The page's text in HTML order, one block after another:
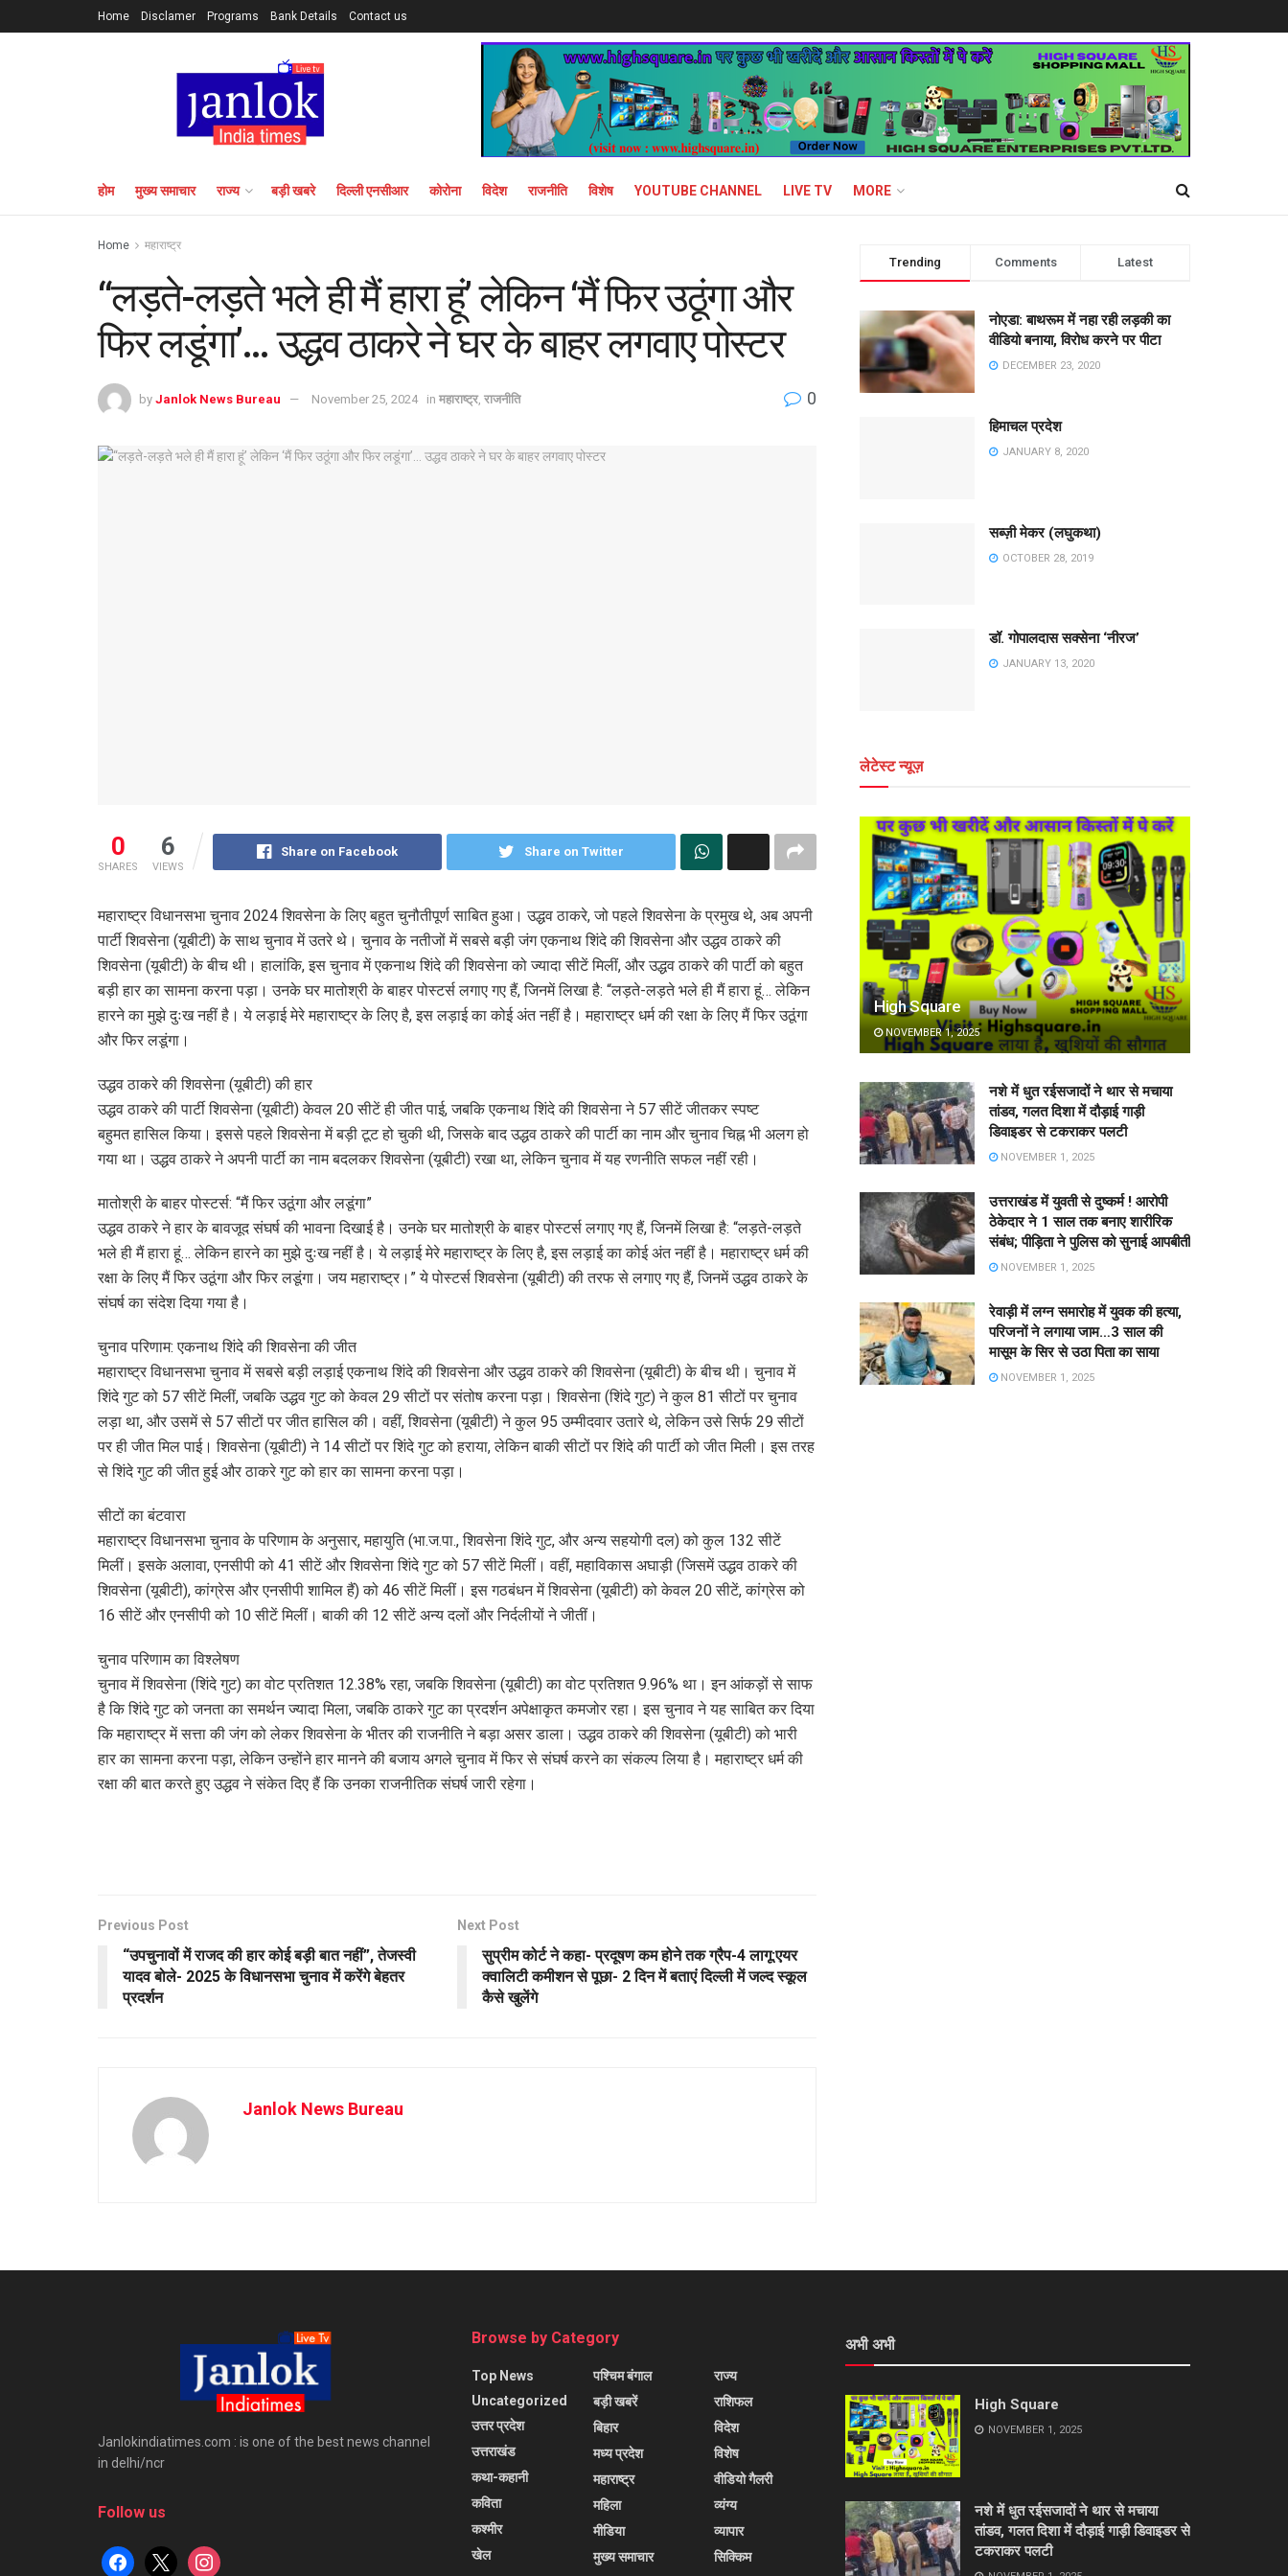
Home Disclamer Programs Bank Details Contact us
होम मुख्य समाचार राज्य बड़ी खबरे दिल्ली एनसीआर कोरोना विदेश राजनीति विशेष YOUTUBE CHANNEL LIVE TV MORE
Home महाराष्ट्र
“लड़ते-लड़ते भले ही मैं हारा हूं’ लेकिन ‘मैं फिर उठूंगा और
फिर लडूंगा’… उद्धव ठाकरे ने घर के बाहर लगवाए पोस्टर
by Janlok News Bureau November 25, 2024 in महाराष्ट्र, राजनीति 0
0
SHARES
6
VIEWS
Share on Facebook Share on Twitter
महाराष्ट्र विधानसभा चुनाव 2024 शिवसेना के लिए बहुत चुनौतीपूर्ण साबित हुआ। उद्धव ठाकरे, जो पहले शिवसेना के प्रमुख थे, अब अपनी
पार्टी शिवसेना (यूबीटी) के साथ चुनाव में उतरे थे। चुनाव के नतीजों में सबसे बड़ी जंग एकनाथ शिंदे की शिवसेना और उद्धव ठाकरे की
शिवसेना (यूबीटी) के बीच थी। हालांकि, इस चुनाव में एकनाथ शिंदे की शिवसेना को ज्यादा सीटें मिलीं, और उद्धव ठाकरे की पार्टी को बहुत
बड़ी हार का सामना करना पड़ा। उनके घर मातोश्री के बाहर पोस्टर्स लगाए गए हैं, जिनमें लिखा है: “लड़ते-लड़ते भले ही मैं हारा हूं… लेकिन
हारने का मुझे दुःख नहीं है। ये लड़ाई मेरे महाराष्ट्र के लिए है, इस लड़ाई का कोई अंत नहीं है। महाराष्ट्र धर्म की रक्षा के लिए मैं फिर उठूंगा
और फिर लडूंगा।
उद्धव ठाकरे की शिवसेना (यूबीटी) की हार
उद्धव ठाकरे की पार्टी शिवसेना (यूबीटी) केवल 20 सीटें ही जीत पाई, जबकि एकनाथ शिंदे की शिवसेना ने 57 सीटें जीतकर स्पष्ट
बहुमत हासिल किया। इससे पहले शिवसेना में बड़ी टूट हो चुकी थी, जिसके बाद उद्धव ठाकरे की पार्टी का नाम और चुनाव चिह्न भी अलग हो
गया था। उद्धव ठाकरे ने अपनी पार्टी का नाम बदलकर शिवसेना (यूबीटी) रखा था, लेकिन चुनाव में यह रणनीति सफल नहीं रही।
मातोश्री के बाहर पोस्टर्स: “मैं फिर उठूंगा और लडूंगा”
उद्धव ठाकरे ने हार के बावजूद संघर्ष की भावना दिखाई है। उनके घर मातोश्री के बाहर पोस्टर्स लगाए गए हैं, जिनमें लिखा है: “लड़ते-लड़ते
भले ही मैं हारा हूं… लेकिन हारने का मुझे दुःख नहीं है। ये लड़ाई मेरे महाराष्ट्र के लिए है, इस लड़ाई का कोई अंत नहीं है। महाराष्ट्र धर्म की
रक्षा के लिए मैं फिर उठूंगा और फिर लडूंगा। जय महाराष्ट्र।” ये पोस्टर्स शिवसेना (यूबीटी) की तरफ से लगाए गए हैं, जिनमें उद्धव ठाकरे के
संघर्ष का संदेश दिया गया है।
चुनाव परिणाम: एकनाथ शिंदे की शिवसेना की जीत
महाराष्ट्र विधानसभा चुनाव में सबसे बड़ी लड़ाई एकनाथ शिंदे की शिवसेना और उद्धव ठाकरे की शिवसेना (यूबीटी) के बीच थी। चुनाव में
शिंदे गुट को 57 सीटें मिलीं, जबकि उद्धव गुट को केवल 29 सीटों पर संतोष करना पड़ा। शिवसेना (शिंदे गुट) ने कुल 81 सीटों पर चुनाव
लड़ा था, और उसमें से 57 सीटों पर जीत हासिल की। वहीं, शिवसेना (यूबीटी) ने कुल 95 उम्मीदवार उतारे थे, लेकिन उसे सिर्फ 29 सीटों
पर ही जीत मिल पाई। शिवसेना (यूबीटी) ने 14 सीटों पर शिंदे गुट को हराया, लेकिन बाकी सीटों पर शिंदे की पार्टी को जीत मिली। इस तरह
से शिंदे गुट की जीत हुई और ठाकरे गुट को हार का सामना करना पड़ा।
सीटों का बंटवारा
महाराष्ट्र विधानसभा चुनाव के परिणाम के अनुसार, महायुति (भा.ज.पा., शिवसेना शिंदे गुट, और अन्य सहयोगी दल) को कुल 132 सीटें
मिलीं। इसके अलावा, एनसीपी को 41 सीटें और शिवसेना शिंदे गुट को 57 सीटें मिलीं। वहीं, महाविकास अघाड़ी (जिसमें उद्धव ठाकरे की
शिवसेना (यूबीटी), कांग्रेस और एनसीपी शामिल हैं) को 46 सीटें मिलीं। इस गठबंधन में शिवसेना (यूबीटी) को केवल 20 सीटें, कांग्रेस को
16 सीटें और एनसीपी को 10 सीटें मिलीं। बाकी की 12 सीटें अन्य दलों और निर्दलीयों ने जीतीं।
चुनाव परिणाम का विश्लेषण
चुनाव में शिवसेना (शिंदे गुट) का वोट प्रतिशत 12.38% रहा, जबकि शिवसेना (यूबीटी) का वोट प्रतिशत 9.96% था। इन आंकड़ों से साफ
है कि शिंदे गुट को जनता का समर्थन ज्यादा मिला, जबकि ठाकरे गुट का प्रदर्शन अपेक्षाकृत कमजोर रहा। इस चुनाव ने यह साबित कर दिया
कि महाराष्ट्र में सत्ता की जंग को लेकर शिवसेना के भीतर की राजनीति ने बड़ा असर डाला। उद्धव ठाकरे की शिवसेना (यूबीटी) को भारी
हार का सामना करना पड़ा, लेकिन उन्होंने हार मानने की बजाय अगले चुनाव में फिर से संघर्ष करने का संकल्प लिया है। महाराष्ट्र धर्म की
रक्षा की बात करते हुए उद्धव ने संकेत दिए हैं कि उनका राजनीतिक संघर्ष जारी रहेगा।
Previous Post
“उपचुनावों में राजद की हार कोई बड़ी बात नहीं”, तेजस्वी
यादव बोले- 2025 के विधानसभा चुनाव में करेंगे बेहतर
प्रदर्शन
Next Post
सुप्रीम कोर्ट ने कहा- प्रदूषण कम होने तक ग्रैप-4 लागू:एयर
क्वालिटी कमीशन से पूछा- 2 दिन में बताएं दिल्ली में जल्द स्कूल
कैसे खुलेंगे
Janlok News Bureau
Trending Comments Latest
नोएडा: बाथरूम में नहा रही लड़की का
वीडियो बनाया, विरोध करने पर पीटा
DECEMBER 23, 2020
हिमाचल प्रदेश
JANUARY 8, 2020
सब्ज़ी मेकर (लघुकथा)
OCTOBER 28, 2019
डॉ. गोपालदास सक्सेना ‘नीरज’
JANUARY 13, 2020
लेटेस्ट न्यूज़
High Square
NOVEMBER 1, 2025
नशे में धुत रईसजादों ने थार से मचाया
तांडव, गलत दिशा में दौड़ाई गाड़ी
डिवाइडर से टकराकर पलटी
NOVEMBER 1, 2025
उत्तराखंड में युवती से दुष्कर्म ! आरोपी
ठेकेदार ने 1 साल तक बनाए शारीरिक
संबंध; पीड़िता ने पुलिस को सुनाई आपबीती
NOVEMBER 1, 2025
रेवाड़ी में लग्न समारोह में युवक की हत्या,
परिजनों ने लगाया जाम…3 साल की
मासूम के सिर से उठा पिता का साया
NOVEMBER 1, 2025
Janlokindiatimes.com : is one of the best news channel
in delhi/ncr
Follow us
facebook
x instagram
Browse by Category
Top News
Uncategorized
उत्तर प्रदेश
उत्तराखंड
कथा-कहानी
कविता
कश्मीर
खेल
पश्चिम बंगाल
बड़ी खबरें
बिहार
मध्य प्रदेश
महाराष्ट्र
महिला
मीडिया
मुख्य समाचार
राज्य
राशिफल
विदेश
विशेष
वीडियो गैलरी
व्यंग्य
व्यापार
सिक्किम
अभी अभी
High Square
NOVEMBER 1, 2025
नशे में धुत रईसजादों ने थार से मचाया
तांडव, गलत दिशा में दौड़ाई गाड़ी डिवाइडर से
टकराकर पलटी